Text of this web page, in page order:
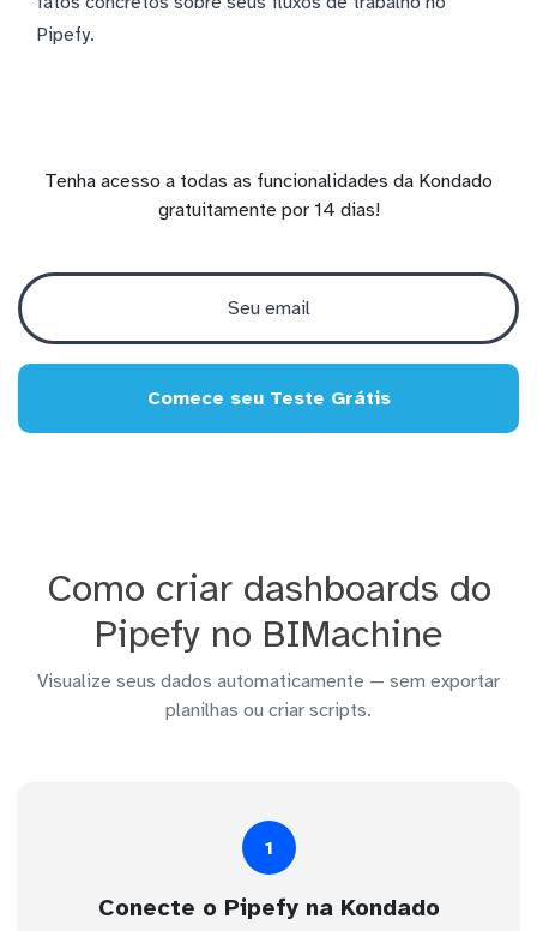
Pipefy.
Tenha acesso a todas as funcionalidades da Kondado
gratuitamente por 14 dias!
Comece seu Teste Grátis
Como criar dashboards do
Pipefy no BIMachine
Visualize seus dados automaticamente — sem exportar
planilhas ou criar scripts.
1
Conecte o Pipefy na Kondado